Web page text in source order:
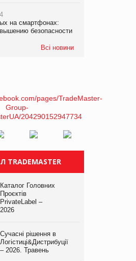
на смартфонах:
безопасности
Всі новини
Каталог Головних
Проєктів
PrivateLabel –
2026
Сучасні рішення в
Логістиці&Дистрибуції
– 2026. Травень